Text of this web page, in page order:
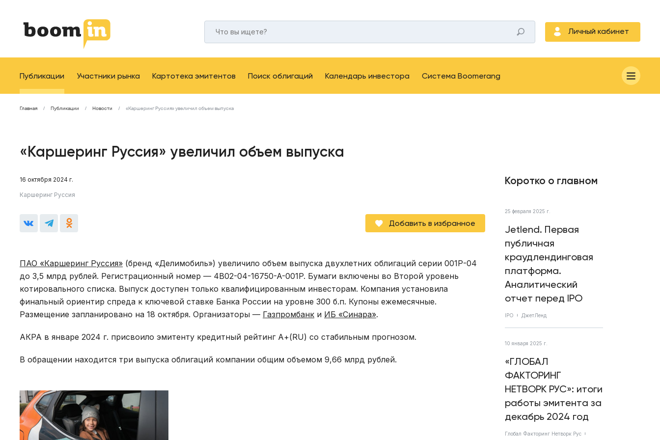
Личный кабинет
Публикации Участники рынка Картотека эмитентов Поиск облигаций Календарь инвестора Система Boomerang
Главная Публикации Новости «Каршеринг Руссия» увеличил объем выпуска
«Каршеринг Руссия» увеличил объем выпуска
16 октября 2024 г.
Каршеринг Руссия
Добавить в избранное
ПАО «Каршеринг Руссия» (бренд «Делимобиль») увеличило объем выпуска двухлетних облигаций серии 001Р-04
до 3,5 млрд рублей. Регистрационный номер — 4B02-04-16750-A-001P. Бумаги включены во Второй уровень
котировального списка. Выпуск доступен только квалифицированным инвесторам. Компания установила
финальный ориентир спреда к ключевой ставке Банка России на уровне 300 б.п. Купоны ежемесячные.
Размещение запланировано на 18 октября. Организаторы — Газпромбанк и ИБ «Синара».
АКРА в январе 2024 г. присвоило эмитенту кредитный рейтинг А+(RU) со стабильным прогнозом.
В обращении находится три выпуска облигаций компании общим объемом 9,66 млрд рублей.
Коротко о главном
25 февраля 2025 г.
Jetlend. Первая
публичная
краудлендинговая
платформа.
Аналитический
отчет перед IPO
IPO ДжетЛенд
10 января 2025 г.
«ГЛОБАЛ
ФАКТОРИНГ
НЕТВОРК РУС»: итоги
работы эмитента за
декабрь 2024 год
Глобал Факторинг Нетворк Рус